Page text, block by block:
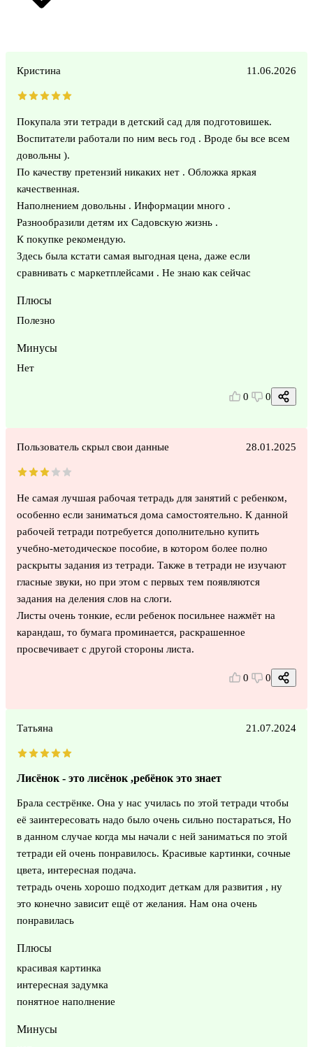
Кристина 11.06.2026
Покупала эти тетради в детский сад для подготовишек.
Воспитатели работали по ним весь год . Вроде бы все всем
довольны ).
По качеству претензий никаких нет . Обложка яркая
качественная.
Наполнением довольны . Информации много .
Разнообразили детям их Садовскую жизнь .
К покупке рекомендую.
Здесь была кстати самая выгодная цена, даже если
сравнивать с маркетплейсами . Не знаю как сейчас
Плюсы
Полезно
Минусы
Нет
0 0
Пользователь скрыл свои данные 28.01.2025
Не самая лучшая рабочая тетрадь для занятий с ребенком,
особенно если заниматься дома самостоятельно. К данной
рабочей тетради потребуется дополнительно купить
учебно-методическое пособие, в котором более полно
раскрыты задания из тетради. Также в тетради не изучают
гласные звуки, но при этом с первых тем появляются
задания на деления слов на слоги.
Листы очень тонкие, если ребенок посильнее нажмёт на
карандаш, то бумага проминается, раскрашенное
просвечивает с другой стороны листа.
0 0
Татьяна 21.07.2024
Лисёнок - это лисёнок ,ребёнок это знает
Брала сестрёнке. Она у нас училась по этой тетради чтобы
её заинтересовать надо было очень сильно постараться, Но
в данном случае когда мы начали с ней заниматься по этой
тетради ей очень понравилось. Красивые картинки, сочные
цвета, интересная подача.
тетрадь очень хорошо подходит деткам для развития , ну
это конечно зависит ещё от желания. Нам она очень
понравилась
Плюсы
красивая картинка
интересная задумка
понятное наполнение
Минусы